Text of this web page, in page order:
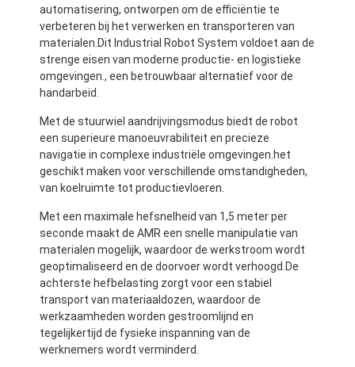
Thuis
Producten
automatisering, ontworpen om de efficiëntie te
verbeteren bij het verwerken en transporteren van
materialen.Dit Industrial Robot System voldoet aan de
strenge eisen van moderne productie- en logistieke
omgevingen., een betrouwbaar alternatief voor de
handarbeid.
Met de stuurwiel aandrijvingsmodus biedt de robot
een superieure manoeuvrabiliteit en precieze
navigatie in complexe industriële omgevingen.het
geschikt maken voor verschillende omstandigheden,
van koelruimte tot productievloeren.
Met een maximale hefsnelheid van 1,5 meter per
seconde maakt de AMR een snelle manipulatie van
materialen mogelijk, waardoor de werkstroom wordt
geoptimaliseerd en de doorvoer wordt verhoogd.De
achterste hefbelasting zorgt voor een stabiel
transport van materiaaldozen, waardoor de
werkzaamheden worden gestroomlijnd en
tegelijkertijd de fysieke inspanning van de
werknemers wordt verminderd.